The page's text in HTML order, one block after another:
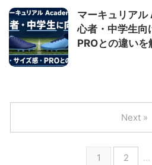
マーキュリア
心者・中学生向
PROとの違いを
1 2 …
Next »